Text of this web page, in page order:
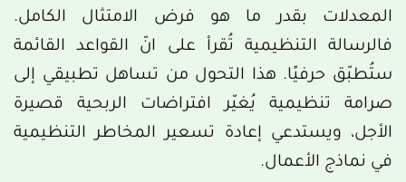
المعدلات بقدر ما هو فرض الامتثال الكامل.
فالرسالة التنظيمية تُقرأ على انّ القواعد القائمة
ستُطبّق حرفيًا. هذا التحول من تساهل تطبيقي إلى
صرامة تنظيمية يُغيّر افتراضات الربحية قصيرة
الأجل، ويستدعي إعادة تسعير المخاطر التنظيمية
في نماذج الأعمال.